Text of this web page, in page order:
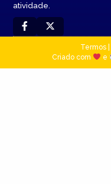
atividade.
Termos|
Criado com
e